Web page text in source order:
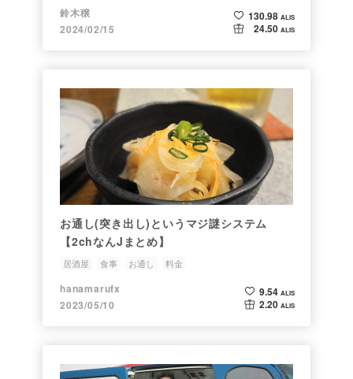
鈴木穣
2024/02/15
130.98 ALIS
24.50 ALIS
お通し(突き出し)というマジ謎システム
【2chなんJまとめ】
居酒屋 食事 お通し 料金
hanamarufx
2023/05/10
9.54 ALIS
2.20 ALIS